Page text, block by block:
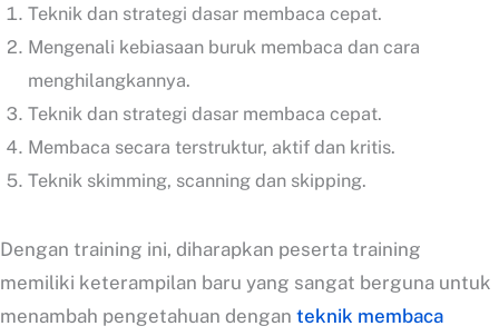
Teknik dan strategi dasar membaca cepat.
Mengenali kebiasaan buruk membaca dan cara
menghilangkannya.
Teknik dan strategi dasar membaca cepat.
Membaca secara terstruktur, aktif dan kritis.
Teknik skimming, scanning dan skipping.
Dengan training ini, diharapkan peserta training
memiliki keterampilan baru yang sangat berguna untuk
menambah pengetahuan dengan teknik membaca